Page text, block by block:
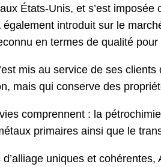
États-Unis, et s’est
introduit sur le
en termes de qualité
mis au service de ses
mais qui conserve des
comprennent : la
primaires ainsi que le
uniques et